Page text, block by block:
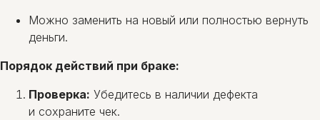
Можно заменить на новый или полностью вернуть
деньги.
Порядок действий при браке:
Проверка: Убедитесь в наличии дефекта
и сохраните чек.